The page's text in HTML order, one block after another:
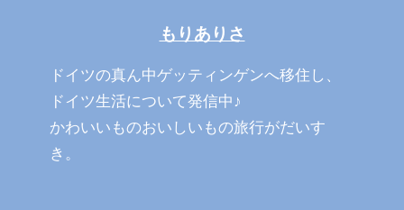
もりありさ
ドイツの真ん中ゲッティンゲンへ移住し、
ドイツ生活について発信中♪
かわいいものおいしいもの旅行がだいす
き。